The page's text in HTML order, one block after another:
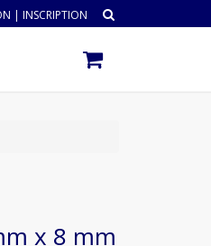
| INSCRIPTION
x 8 mm